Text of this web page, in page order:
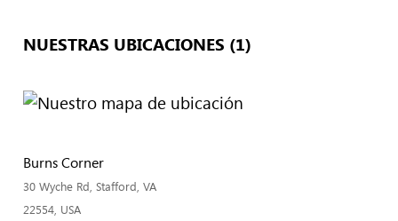
NUESTRAS UBICACIONES (1)
Burns Corner
30 Wyche Rd, Stafford, VA
22554, USA